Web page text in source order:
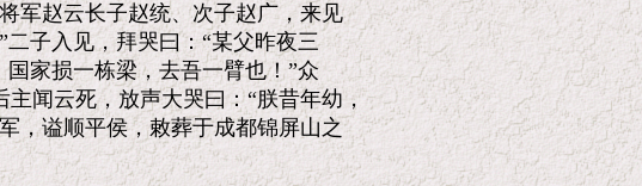
军赵云长子赵统、次子赵广，来见
子入见，拜哭曰：“某父昨夜三
家损一栋梁，去吾一臂也！”众
闻云死，放声大哭曰：“朕昔年幼，
，谥顺平侯，敕葬于成都锦屏山之